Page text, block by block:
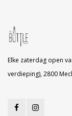
Elke zaterdag open
verdieping), 2800